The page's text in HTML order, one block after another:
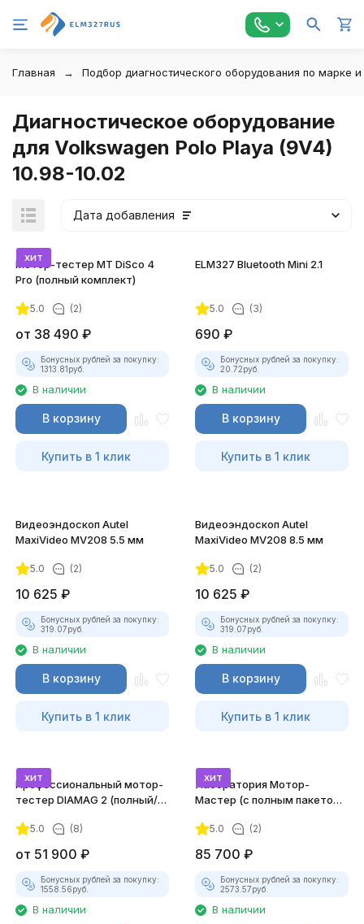
Главная Подбор диагностического оборудования по марке
Диагностическое оборудование
для Volkswagen Polo Playa (9V4)
10.98-10.02
Дата добавления
хит
Мотор-тестер MT DiSco 4
Pro (полный комплект)
5.0 (2)
от 38 490 ₽
Бонусных рублей за покупку:
1313.81руб.
В наличии
В корзину
Купить в 1 клик
ELM327 Bluetooth Mini 2.1
5.0 (3)
690 ₽
Бонусных рублей за покупку:
20.72руб.
В наличии
В корзину
Купить в 1 клик
Видеоэндоскоп Autel
MaxiVideo MV208 5.5 мм
5.0 (2)
10 625 ₽
Бонусных рублей за покупку:
319.07руб.
В наличии
В корзину
Купить в 1 клик
Видеоэндоскоп Autel
MaxiVideo MV208 8.5 мм
5.0 (2)
10 625 ₽
Бонусных рублей за покупку:
319.07руб.
В наличии
В корзину
Купить в 1 клик
хит
Профессиональный мотор-
тестер DIAMAG 2 (полный/
5.0 (8)
от 51 900 ₽
Бонусных рублей за покупку:
1558.56руб.
В наличии
хит
Лаборатория Мотор-
Мастер (с полным пакетом
5.0 (2)
85 700 ₽
Бонусных рублей за покупку:
2573.57руб.
В наличии